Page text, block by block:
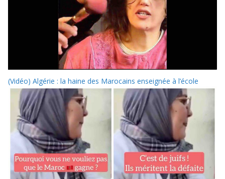
(Vidéo) Algérie : la haine des Marocains enseignée à l’école